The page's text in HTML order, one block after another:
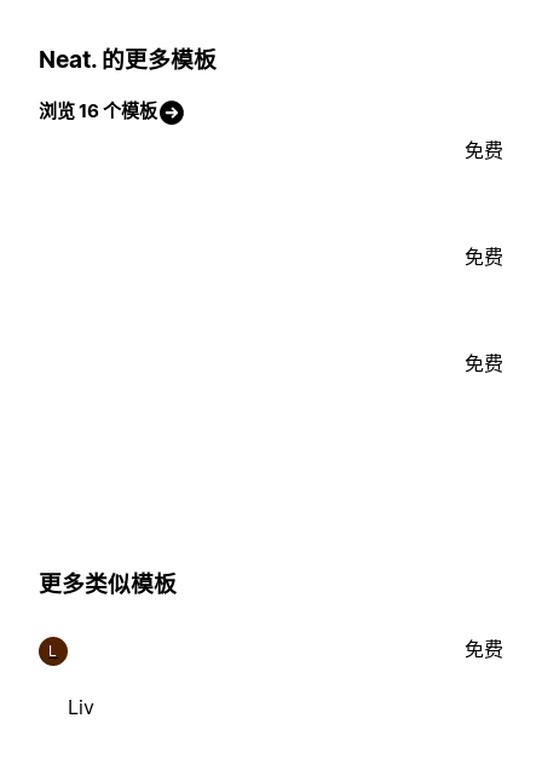
Neat. 的更多模板
浏览 16 个模板
免费
免费
免费
更多类似模板
L
Liv
免费